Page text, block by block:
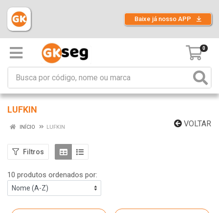
Baixe já nosso APP
0
LUFKIN
VOLTAR
INÍCIO LUFKIN
Filtros
10 produtos ordenados por: